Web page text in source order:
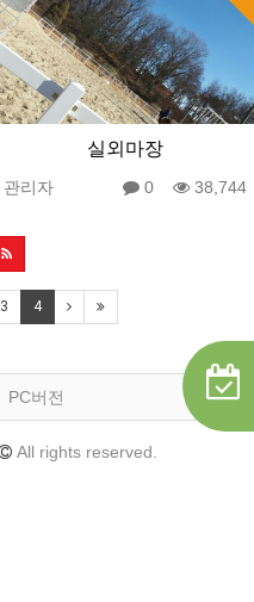
실외마장
관리자 0 38,744
3 4
PC버전
All rights reserved.